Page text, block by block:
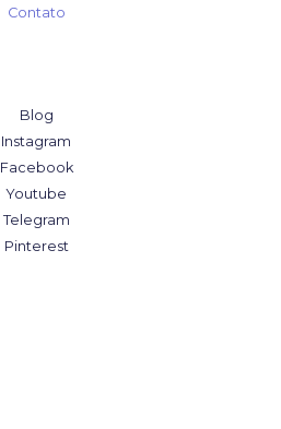
Contato
Blog
Instagram
Facebook
Youtube
Telegram
Pinterest